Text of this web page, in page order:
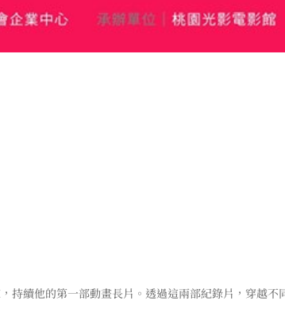
持續他的第一部動畫長片。透過這兩部紀錄片，穿越不